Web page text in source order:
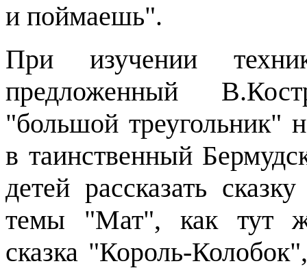
и поймаешь".
При изучении
предложенный
"большой треугольник"
в таинственный
детей рассказать
темы "Мат", как тут
сказка "Король-